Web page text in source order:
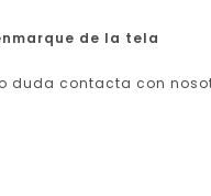
de la tela
duda contacta con